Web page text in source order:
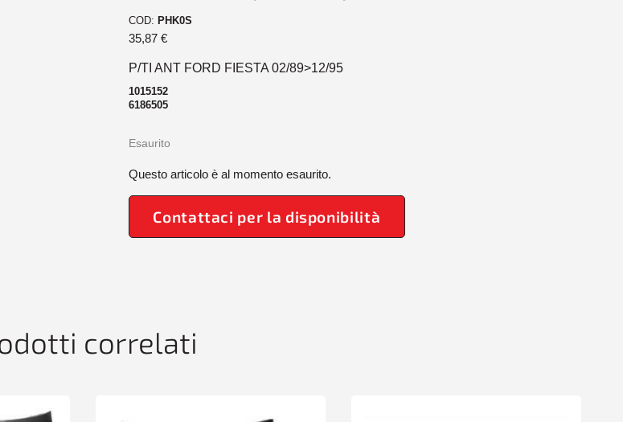
COD: PHK0S
35,87 €
P/TI ANT FORD FIESTA 02/89>12/95
1015152
6186505
Esaurito
Questo articolo è al momento esaurito.
Contattaci per la disponibilità
correlati